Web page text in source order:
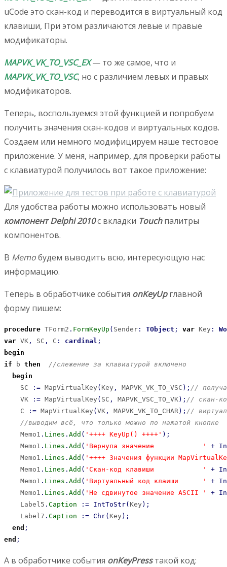
uCode это скан-код и переводится в виртуальный код
клавиши, При этом различаются левые и правые
модификаторы.
MAPVK_VK_TO_VSC_EX— то же самое, что и
MAPVK_VK_TO_VSC, но с различием левых и правых
модификаторов.
Теперь, воспользуемся этой функцией и попробуем
получить значения скан-кодов и виртуальных кодов.
Создаем или немного модифицируем наше тестовое
приложение. У меня, например, для проверки работы
с клавиатурой получилось вот такое приложение:
Для удобства работы можно использовать новый
компонент Delphi 2010с вкладки Touchпалитры
компонентов.
В Memoбудем выводить всю, интересующую нас
информацию.
Теперь в обработчике события onKeyUpглавной
форму пишем:
procedure TForm2 . FormKeyUp ( Sender : TObject ; var Key :
var VK , SC , C : cardinal ;
begin
if b then
//слежение за клавиатурой включено
begin
    SC
: = MapVirtualKey ( Key , MAPVK_VK_TO_VSC ) ; //
    VK
: = MapVirtualKey ( SC , MAPVK_VSC_TO_VK) ; // скан-
    C
: = MapVirtualKey (VK , MAPVK_VK_TO_CHAR ) ; //
//выводим всё, что только можно по нажатой кнопке
    Memo1
. Lines . Add ( '++++ KeyUp() ++++' ) ;
    Memo1
. Lines . Add ( 'Вернула значение            ' +
    Memo1
. Lines . Add ( '++++ Значения функции
    Memo1
. Lines . Add ( 'Скан-код клавиши            ' +
    Memo1
. Lines . Add ( 'Виртуальный код клаиши      ' +
    Memo1
. Lines . Add ( 'Не сдвинутое значение ASCII ' +
    Label5
. Caption : = IntToStr( Key ) ;
    Label7
. Caption : = Chr( Key ) ;
end ;
end ;
А в обработчике события onKeyPressтакой код: